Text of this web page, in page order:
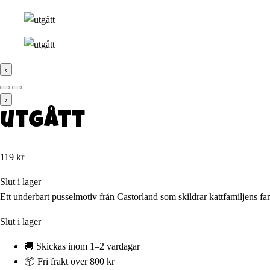
‹
›
utgått
119 kr
Slut i lager
Ett underbart pusselmotiv från Castorland som skildrar kattfamiljens
Slut i lager
🚚 Skickas inom 1–2 vardagar
📦 Fri frakt över 800 kr